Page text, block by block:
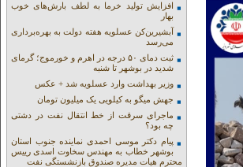
افزایش تولید خرما به لطف بارش‌های خوب
بهار
آبشیرین‌کن عسلویه هفته دولت به بهره‌برداری
می‌رسد
ثبت دمای ۵۰ درجه در اهرم و خورموج؛ گرمای
شدید در بوشهر تا شنبه
وزیر بهداشت وارد عسلویه شد + عکس
جهش میگو به کیلویی یک میلیون تومان
ماجرای سرقت از خط انتقال نفت در دشتی
چه بود؟
پیام دکتر موسی احمدی نماینده جنوب استان
بوشهر خطاب به مهندس سخاوت اسدی رییس
محترم هیات مدیره صندوق بازنشستگی نفت